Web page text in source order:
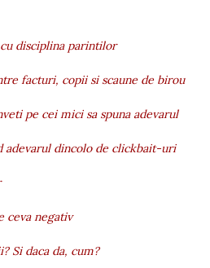
disciplina parintilor
facturi, copii si scaune de birou
pe cei mici sa spuna adevarul
adevarul dincolo de clickbait-uri
ceva negativ
Si daca da, cum?